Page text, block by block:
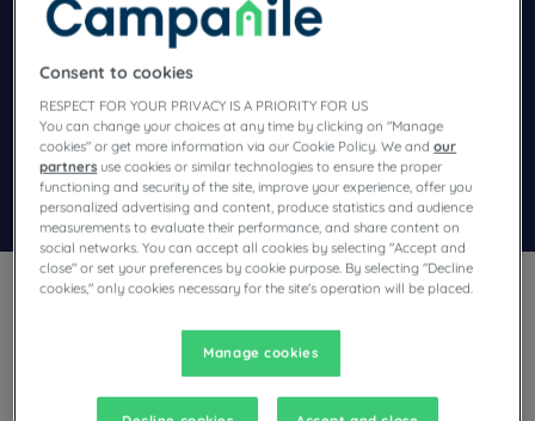
Navigate forward to interact with the calendar and select a
Navigate backward to interact
Encontrar un hotel
Añadir un código especial
Consent to cookies
RESPECT FOR YOUR PRIVACY IS A PRIORITY FOR US
You can change your choices at any time by clicking on "Manage
cookies" or get more information via our Cookie Policy. We andour
partners use cookies or similar technologies to ensure the proper
functioning and security of the site, improve your experience, offer you
personalized advertising and content, produce statistics and audience
measurements to evaluate their performance, and share content on
social networks. You can accept all cookies by selecting "Accept and
close" or set your preferences by cookie purpose. By selecting "Decline
cookies," only cookies necessary for the site's operation will be placed.
Manage cookies